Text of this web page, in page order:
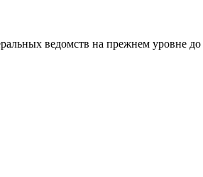
ведомств на прежнем уровне до